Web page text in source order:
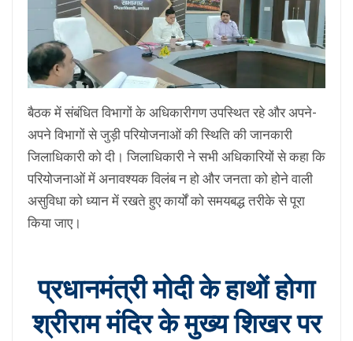
बैठक में संबंधित विभागों के अधिकारीगण उपस्थित रहे और अपने-
अपने विभागों से जुड़ी परियोजनाओं की स्थिति की जानकारी
जिलाधिकारी को दी। जिलाधिकारी ने सभी अधिकारियों से कहा कि
परियोजनाओं में अनावश्यक विलंब न हो और जनता को होने वाली
असुविधा को ध्यान में रखते हुए कार्यों को समयबद्ध तरीके से पूरा
किया जाए।
प्रधानमंत्री मोदी के हाथों होगा
श्रीराम मंदिर के मुख्य शिखर पर